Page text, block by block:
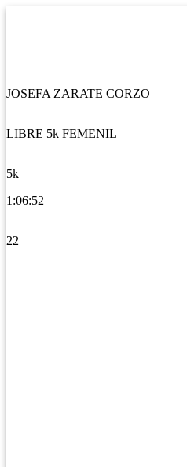
JOSEFA ZARATE CORZO
LIBRE 5k FEMENIL
5k
1:06:52
22